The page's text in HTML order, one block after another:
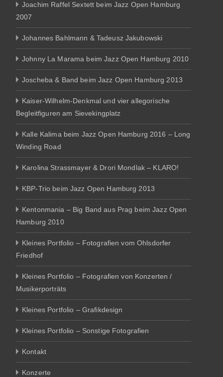
Joachim Raffel Sextett beim Jazz Open Hamburg
2007
Johannes Bahlmann & Tadeusz Jakubowski
Johnny La Marama beim Jazz Open Hamburg 2010
Joscheba & Band beim Jazz Open Hamburg 2013
Kaiser-Wilhelm-Denkmal und vier allegorische
Begleitfiguren am Sievekingplatz
Kalle Kalima beim Jazz Open Hamburg 2016 – Long
Winding Road
Karolina Strassmayer & Drori Mondlak – KLARO!
KBP-Trio beim Jazz Open Hamburg 2013
Kentonmania – Big Band aus Prag beim Jazz Open
Hamburg 2010
Kleines Portfolio – Fotografien vom Ohlsdorfer
Friedhof
Kleines Portfolio – Fotografien von Konzerten /
Musikerporträts
Kleines Portfolio – Grafikdesign
Kleines Portfolio – Sonstige Fotografien
Kontakt
Konzerte